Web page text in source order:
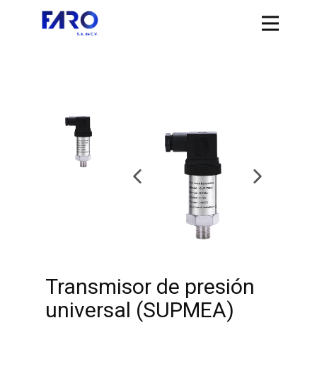
Transmisor de presión
universal (SUPMEA)